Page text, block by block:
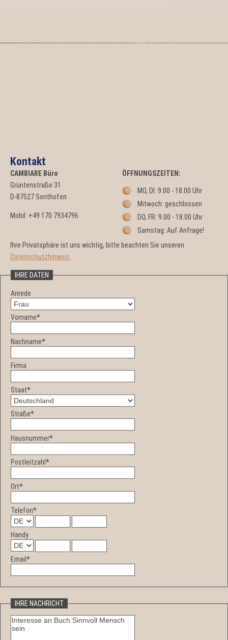
Kontakt
CAMBIARE Büro
Grüntenstraße 31
D-87527 Sonthofen
Mobil: +49 170 7934796
ÖFFNUNGSZEITEN:
MO, DI: 9.00 - 18.00 Uhr
Mitwoch: geschlossen
DO, FR: 9.00 - 18.00 Uhr
Samstag: Auf Anfrage!
Ihre Privatsphäre ist uns wichtig, bitte beachten Sie unseren
Datenschutzhinweis
IHRE DATEN
Anrede
Vorname*
Nachname*
Firma
Staat*
Straße*
Hausnummer*
Postleitzahl *
Ort*
Telefon*
Handy
Email *
IHRE NACHRICHT